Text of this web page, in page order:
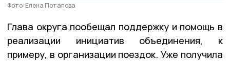
Фото: Елена Потапова
Глава округа пообещал поддержку и помощь в
реализации инициатив объединения, к
примеру, в организации поездок. Уже получила